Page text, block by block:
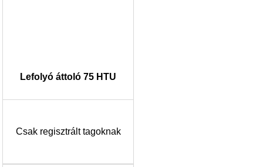
Lefolyó áttoló 75 HTU
Csak regisztrált tagoknak